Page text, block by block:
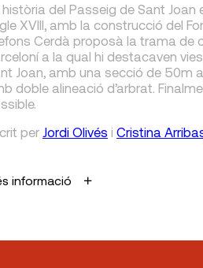
història del Passeig de Sant Joan
XVIII, amb la construcció del
Cerdà proposà la trama de
a la qual hi destacaven
Joan, amb una secció de 50m
doble alineació d’arbrat.
per Jordi Olivés i Cristina
informació